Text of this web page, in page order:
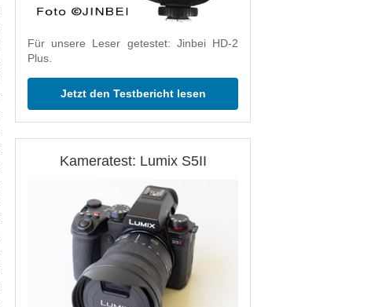
Für unsere Leser getestet: Jinbei HD-2
Plus.
Jetzt den Testbericht lesen
Kameratest: Lumix S5II